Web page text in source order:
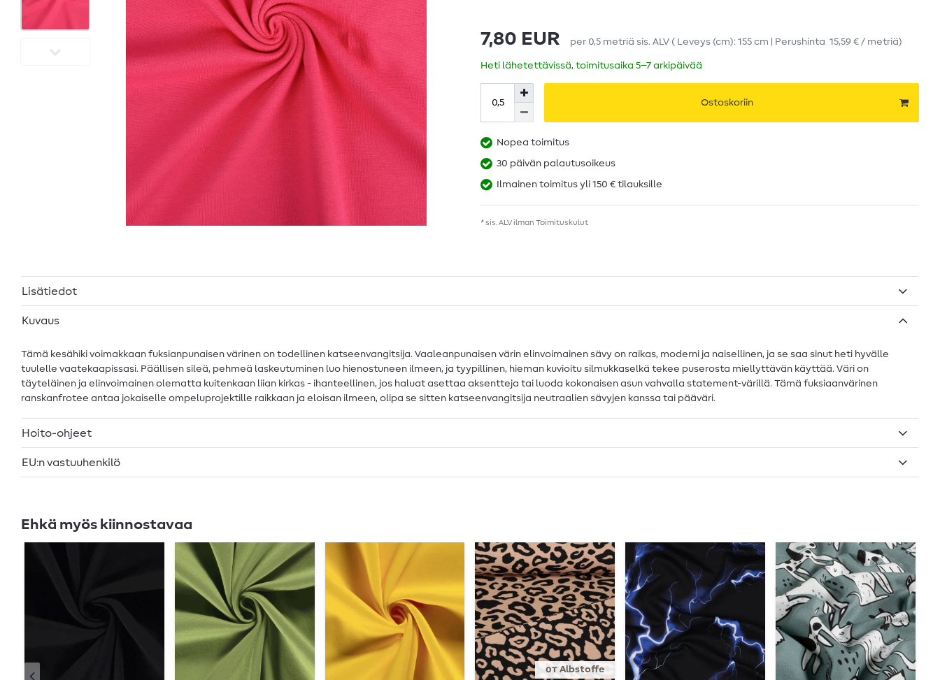
7,80 EUR per 0,5 metriä sis. ALV ( Leveys (cm): 155 cm | Perushinta 15,59 € / metriä)
Heti lähetettävissä, toimitusaika 5–7 arkipäivää
Ostoskoriin
Nopea toimitus
30 päivän palautusoikeus
Ilmainen toimitus yli 150 € tilauksille
* sis. ALV ilman Toimituskulut
Lisätiedot
Kuvaus
Tämä kesähiki voimakkaan fuksianpunaisen värinen on todellinen katseenvangitsija. Vaaleanpunaisen värin elinvoimainen sävy on raikas, moderni ja naisellinen, ja se saa sinut heti hyvälle
tuulelle vaatekaapissasi. Päällisen sileä, pehmeä laskeutuminen luo hienostuneen ilmeen, ja tyypillinen, hieman kuvioitu silmukkaselkä tekee puserosta miellyttävän käyttää. Väri on
täyteläinen ja elinvoimainen olematta kuitenkaan liian kirkas - ihanteellinen, jos haluat asettaa aksentteja tai luoda kokonaisen asun vahvalla statement-värillä. Tämä fuksiaanvärinen
ranskanfrotee antaa jokaiselle ompeluprojektille raikkaan ja eloisan ilmeen, olipa se sitten katseenvangitsija neutraalien sävyjen kanssa tai pääväri.
Hoito-ohjeet
EU:n vastuuhenkilö
Ehkä myös kiinnostavaa
от Albstoffe